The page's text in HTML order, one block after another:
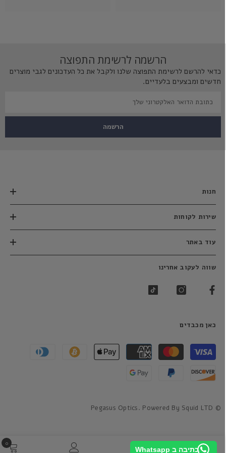
הרשמה לרשימת התפוצה
כדאי להרשם לרשימת התפוצה שלנו ולקבל את כל העדכונים לגבי מוצרים
חדשים ומבצעים בלעדיים.
הרשמה
חנות
שירות לקוחות
עוד באתר
שווה לעקוב אחרינו
כאן מכבדים
שיטות
תשלום
© Pegasus Optics. Powered By Squid LTD
0 0
כתיבה ב Whatsapp